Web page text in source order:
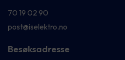
70 19 02 90
post@iselektro.no
Besøksadresse